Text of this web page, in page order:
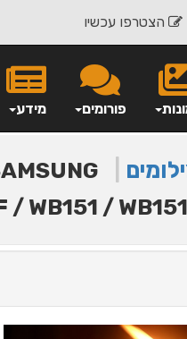
הצטרפו עכשיו
מידע פורומים
/ WB151 /